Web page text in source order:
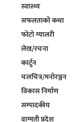
स्वास्थ्य
सफलताको कथा
फोटो ग्यालरी
लेख/रचना
कार्टुन
चलचित्र/मनोरञ्जन
विकास निर्माण
सम्पादकीय
वाग्मती प्रदेश